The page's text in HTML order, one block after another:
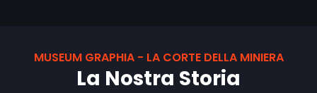
MUSEUM GRAPHIA - LA CORTE DELLA MINIERA
La Nostra Storia